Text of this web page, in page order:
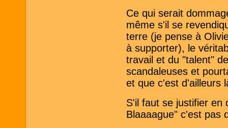
Ce qui serait
même s'il se
terre (je pense à
à supporter), le
travail et du "talent"
scandaleuses et
et que c'est d'ailleurs
S'il faut se justifier en
Blaaaague" c'est pas